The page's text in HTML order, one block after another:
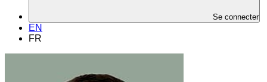
Se connecter
EN
FR